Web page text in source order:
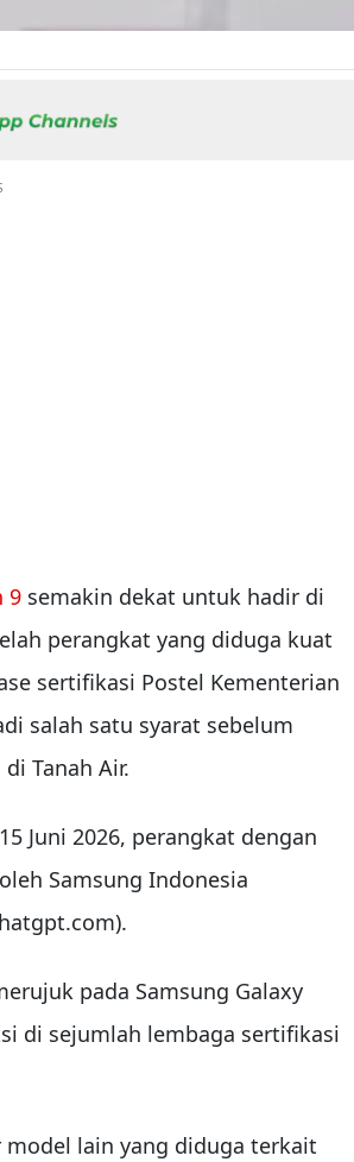
9 semakin dekat untuk hadir di
perangkat yang diduga kuat
sertifikasi Postel Kementerian
salah satu syarat sebelum
Tanah Air.
Juni 2026, perangkat dengan
Samsung Indonesia
pada Samsung Galaxy
di sejumlah lembaga sertifikasi
model lain yang diduga terkait